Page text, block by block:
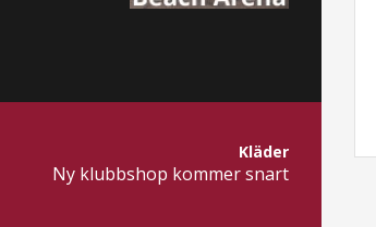
Kläder
Ny klubbshop kommer snart